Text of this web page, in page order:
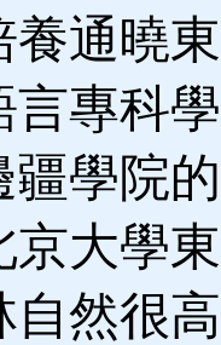
養通曉
言專科
疆學院
京大學
自然很